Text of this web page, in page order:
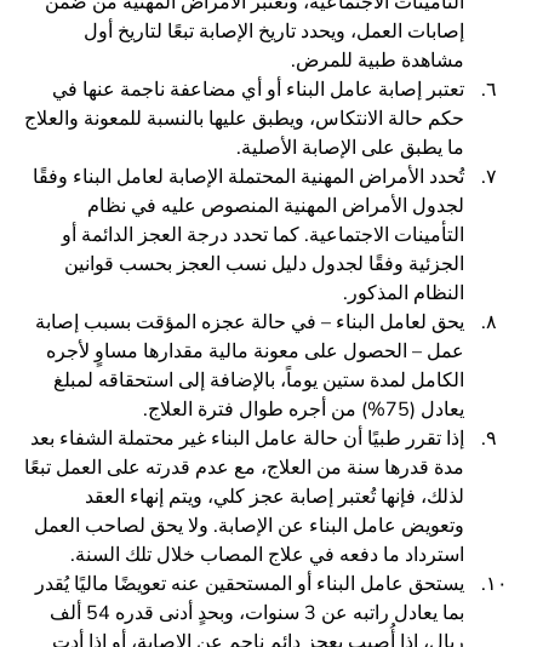
إصابات العمل، ويحدد تاريخ الإصابة تبعًا لتاريخ أول
مشاهدة طبية للمرض.
تعتبر إصابة عامل البناء أو أي مضاعفة ناجمة عنها في
حكم حالة الانتكاس، ويطبق عليها بالنسبة للمعونة والعلاج
ما يطبق على الإصابة الأصلية.
تُحدد الأمراض المهنية المحتملة الإصابة لعامل البناء وفقًا
لجدول الأمراض المهنية المنصوص عليه في نظام
التأمينات الاجتماعية. كما تحدد درجة العجز الدائمة أو
الجزئية وفقًا لجدول دليل نسب العجز بحسب قوانين
النظام المذكور.
يحق لعامل البناء – في حالة عجزه المؤقت بسبب إصابة
عمل – الحصول على معونة مالية مقدارها مساوٍ لأجره
الكامل لمدة ستين يوماً، بالإضافة إلى استحقاقه لمبلغ
يعادل (75%) من أجره طوال فترة العلاج.
إذا تقرر طبيًا أن حالة عامل البناء غير محتملة الشفاء بعد
مدة قدرها سنة من العلاج، مع عدم قدرته على العمل تبعًا
لذلك، فإنها تُعتبر إصابة عجز كلي، ويتم إنهاء العقد
وتعويض عامل البناء عن الإصابة. ولا يحق لصاحب العمل
استرداد ما دفعه في علاج المصاب خلال تلك السنة.
يستحق عامل البناء أو المستحقين عنه تعويضًا ماليًا يُقدر
بما يعادل راتبه عن 3 سنوات، وبحدٍ أدنى قدره 54 ألف